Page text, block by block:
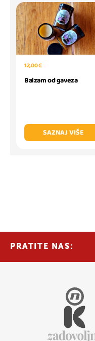
12,00 €
Balzam od gaveza
SAZNAJ VIŠE
PRATITE NAS: